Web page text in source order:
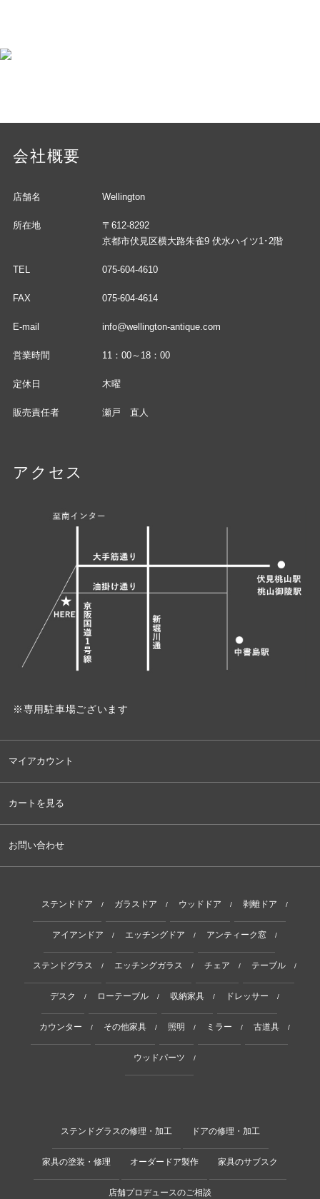
会社概要
店舗名 Wellington
所在地
〒612-8292
京都市伏見区横大路朱雀9 伏水ハイツ1･2階
TEL 075-604-4610
FAX 075-604-4614
E-mail info@wellington-antique.com
営業時間 11：00～18：00
定休日 木曜
販売責任者 瀬戸 直人
アクセス
※専用駐車場ございます
マイアカウント
カートを見る
お問い合わせ
ステンドドア / ガラスドア / ウッドドア / 剥離ドア /
アイアンドア / エッチングドア / アンティーク窓 /
ステンドグラス / エッチングガラス / チェア / テーブル /
デスク / ローテーブル / 収納家具 / ドレッサー /
カウンター / その他家具 / 照明 / ミラー / 古道具 /
ウッドパーツ /
ステンドグラスの修理・加工 ドアの修理・加工
家具の塗装・修理 オーダードア製作 家具のサブスク
店舗プロデュースのご相談